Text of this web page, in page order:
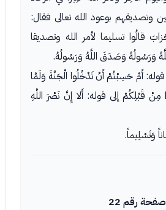
وتصديقهم بوعود الله تعالى فقال:
قالُوا تسليما لأمر الله وتصديقا
وَرَسُولُهُ وَصَدَقَ اللَّهُ وَرَسُولُهُ.
قوله: أَمْ حَسِبْتُمْ أَنْ تَدْخُلُوا الْجَنَّةَ وَلَمَّا
مِنْ قَبْلِكُمْ إلى قوله: أَلا إِنَّ نَصْرَ اللَّهِ
وَتَسْلِيماً.
صفحة رقم 22